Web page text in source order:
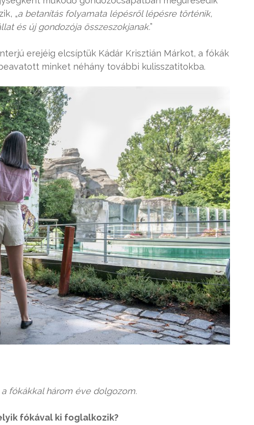
„a betanítás folyamata lépésről lépésre történik,
és új gondozója összeszokjanak.”
erejéig elcsíptük Kádár Krisztián Márkot, a fókák
minket néhány további kulisszatitokba.
fókákkal három éve dolgozom.
fókával ki foglalkozik?